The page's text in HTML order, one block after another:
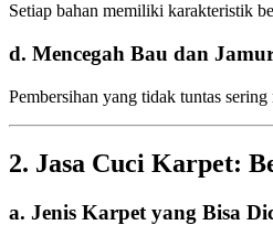
Setiap bahan memiliki karakteristik
d. Mencegah Bau dan
Pembersihan yang tidak tuntas
2. Jasa Cuci Karpet:
a. Jenis Karpet yang Bisa